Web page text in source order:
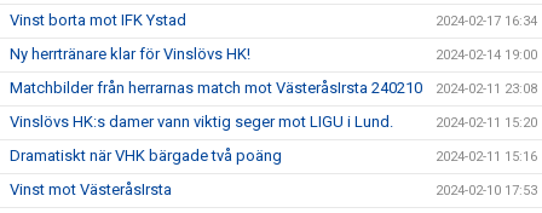
Vinst borta mot IFK Ystad 2024-02-17 16:34
Ny herrtränare klar för Vinslövs HK! 2024-02-14 19:00
Matchbilder från herrarnas match mot VästeråsIrsta 240210 2024-02-11 23:08
Vinslövs HK:s damer vann viktig seger mot LIGU i Lund. 2024-02-11 15:20
Dramatiskt när VHK bärgade två poäng 2024-02-11 15:16
Vinst mot VästeråsIrsta 2024-02-10 17:53